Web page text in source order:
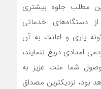
مطلب جلوه بیشتری
دستگاه‌های خدماتی
یاری و اعانت به آن
امدادی دریغ ننمایند،
شما ملت عزیز به
بود، نزدیکترین مصداق